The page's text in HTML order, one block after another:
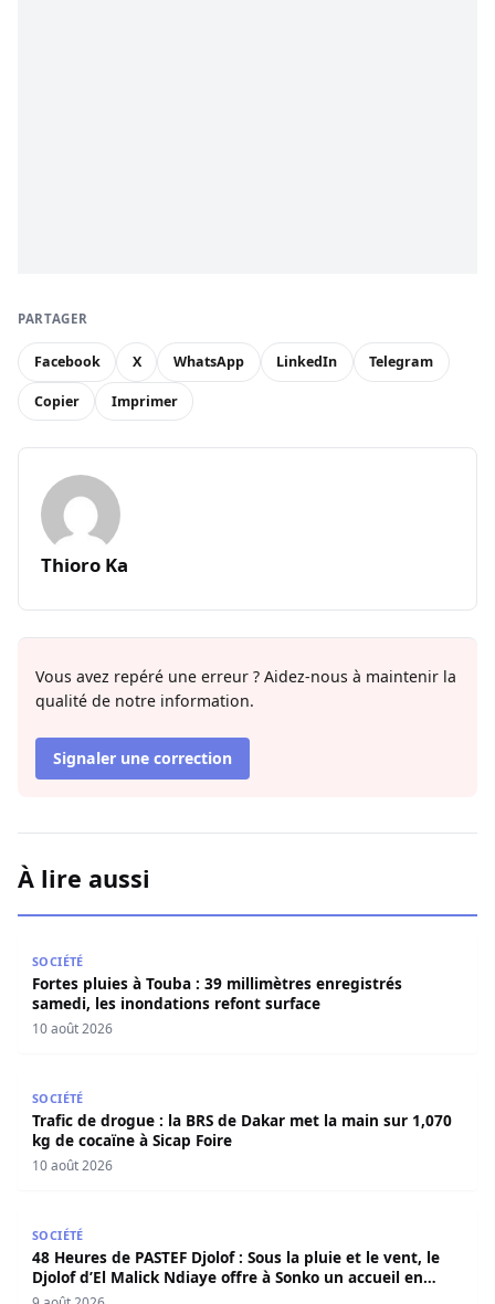
PARTAGER
Facebook X WhatsApp LinkedIn Telegram
Copier Imprimer
Thioro Ka
Vous avez repéré une erreur ? Aidez-nous à maintenir la
qualité de notre information.
Signaler une correction
À lire aussi
SOCIÉTÉ
Fortes pluies à Touba : 39 millimètres enregistrés
samedi, les inondations refont surface
10 août 2026
SOCIÉTÉ
Trafic de drogue : la BRS de Dakar met la main sur 1,070
kg de cocaïne à Sicap Foire
10 août 2026
SOCIÉTÉ
48 Heures de PASTEF Djolof : Sous la pluie et le vent, le
Djolof d’El Malick Ndiaye offre à Sonko un accueil en
apothéose